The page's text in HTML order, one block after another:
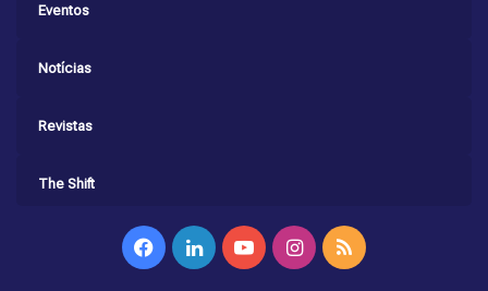
Eventos
Notícias
Revistas
The Shift
FacebookLinkedinYouTubeInstagram
RSS